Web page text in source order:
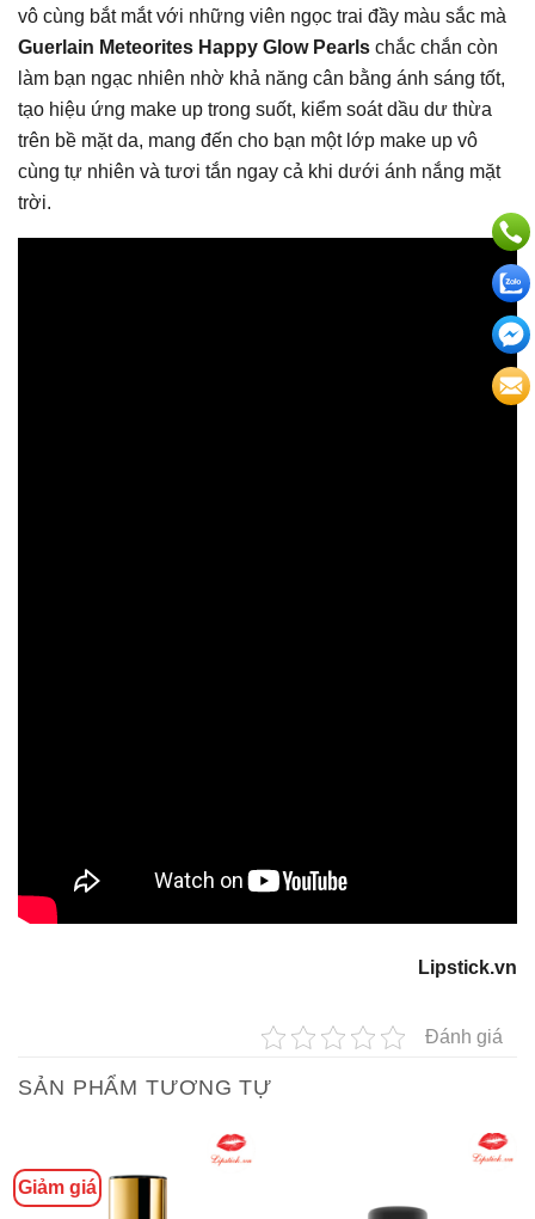
vô cùng bắt mắt với những viên ngọc trai đầy màu sắc mà
Guerlain Meteorites Happy Glow Pearls chắc chắn còn
làm bạn ngạc nhiên nhờ khả năng cân bằng ánh sáng tốt,
tạo hiệu ứng make up trong suốt, kiểm soát dầu dư thừa
trên bề mặt da, mang đến cho bạn một lớp make up vô
cùng tự nhiên và tươi tắn ngay cả khi dưới ánh nắng mặt
trời.
Lipstick.vn
Đánh giá
SẢN PHẨM TƯƠNG TỰ
Giảm giá